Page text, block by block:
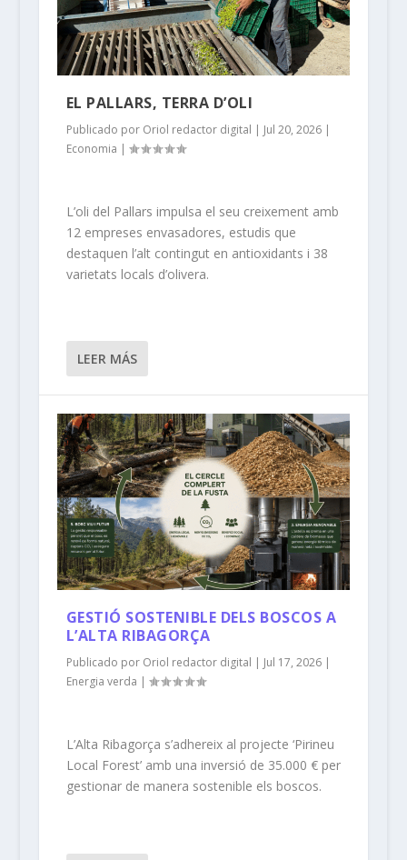
EL PALLARS, TERRA D’OLI
Publicado por Oriol redactor digital | Jul 20, 2026|
Economia |
L’oli del Pallars impulsa el seu creixement amb
12 empreses envasadores, estudis que
destaquen l’alt contingut en antioxidants i 38
varietats locals d’olivera.
LEER MÁS
GESTIÓ SOSTENIBLE DELS BOSCOS A
L’ALTA RIBAGORÇA
Publicado por Oriol redactor digital | Jul 17, 2026|
Energia verda |
L’Alta Ribagorça s’adhereix al projecte ‘Pirineu
Local Forest’ amb una inversió de 35.000 € per
gestionar de manera sostenible els boscos.